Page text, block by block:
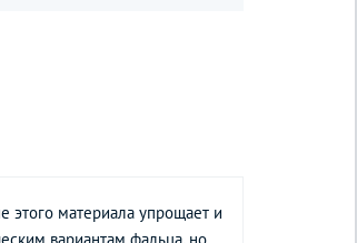
этого материала упрощает и